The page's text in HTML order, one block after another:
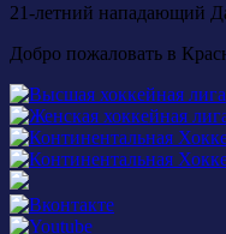
21-летний нападающий
Добро пожаловать в